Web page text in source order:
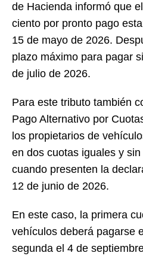
de Hacienda informó que
ciento por pronto pago
15 de mayo de 2026.
plazo máximo para pagar
de julio de 2026.
Para este tributo también
Pago Alternativo por
los propietarios de
en dos cuotas iguales y
cuando presenten la
12 de junio de 2026.
En este caso, la primera
vehículos deberá pagarse
segunda el 4 de